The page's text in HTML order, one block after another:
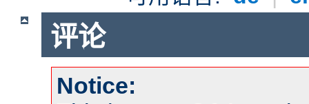
评论
Notice: